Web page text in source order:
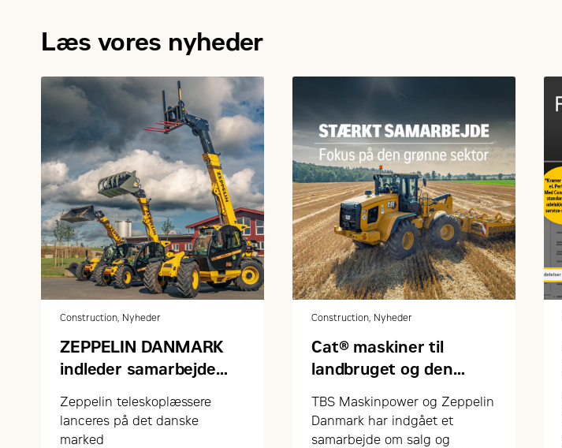
Læs vores nyheder
Construction, Nyheder
ZEPPELIN DANMARK
indleder samarbejde
teleskoplæssere
Zeppelin teleskoplæssere
lanceres på det danske
marked
Construction, Nyheder
Cat® maskiner til
landbruget og den
TBS Maskinpower og Zeppelin
Danmark har indgået et
samarbejde om salg og